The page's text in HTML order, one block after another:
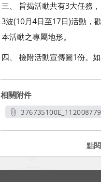
三、 旨揭活動共有3大任務
3波(10月4日至17日)活動，
本活動之專屬地形。
四、 檢附活動宣傳圖1份。
相關附件
點